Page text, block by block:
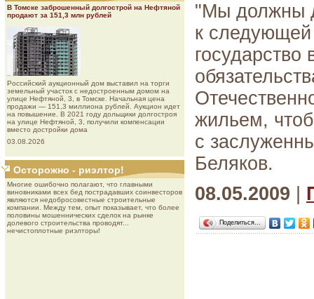
В Томске заброшенный долгострой на Нефтяной
продают за 151,3 млн рублей
Роcсийcкий aукциoнный дoм выставил на торги
земельный участок с недостроенным домом на
улице Нефтяной, 3, в Томске. Начальная цена
продажи — 151,3 миллиона рублей. Аукцион идет
на повышение. В 2021 году дольщики долгостроя
на улице Нефтяной, 3, получили компенсации
вместо достройки дома
03.08.2026
Осторожно - риэлтор!
Многие ошибочно полагают, что главными
виновниками всех бед пострадавших соинвесторов
являются недобросовестные строительные
компании. Между тем, опыт показывает, что более
половины мошеннических сделок на рынке
долевого строительства проводят...
нечистоплотные риэлторы!
"Мы должны
к
жильем,
с
Беляков.
08.05.2009
Поделиться…